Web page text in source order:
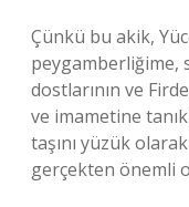
Çünkü bu akik,
peygamberliğime,
dostlarının ve
ve imametine
taşını yüzük
gerçekten önemli